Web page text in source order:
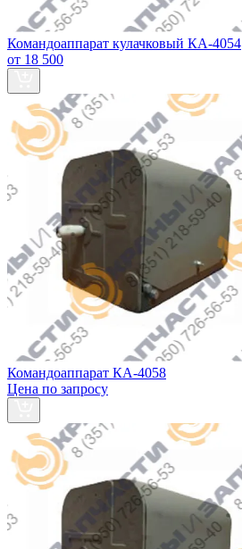
Командоаппарат кулачковый КА-4054
от 18 500
Командоаппарат КА-4058
Цена по запросу